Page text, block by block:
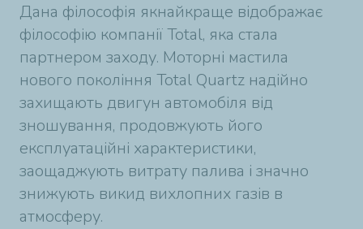
Дана філософія якнайкраще відображає
філософію компанії Total, яка стала
партнером заходу. Моторні мастила
нового покоління Total Quartz надійно
захищають двигун автомобіля від
зношування, продовжують його
експлуатаційні характеристики,
заощаджують витрату палива і значно
знижують викид вихлопних газів в
атмосферу.